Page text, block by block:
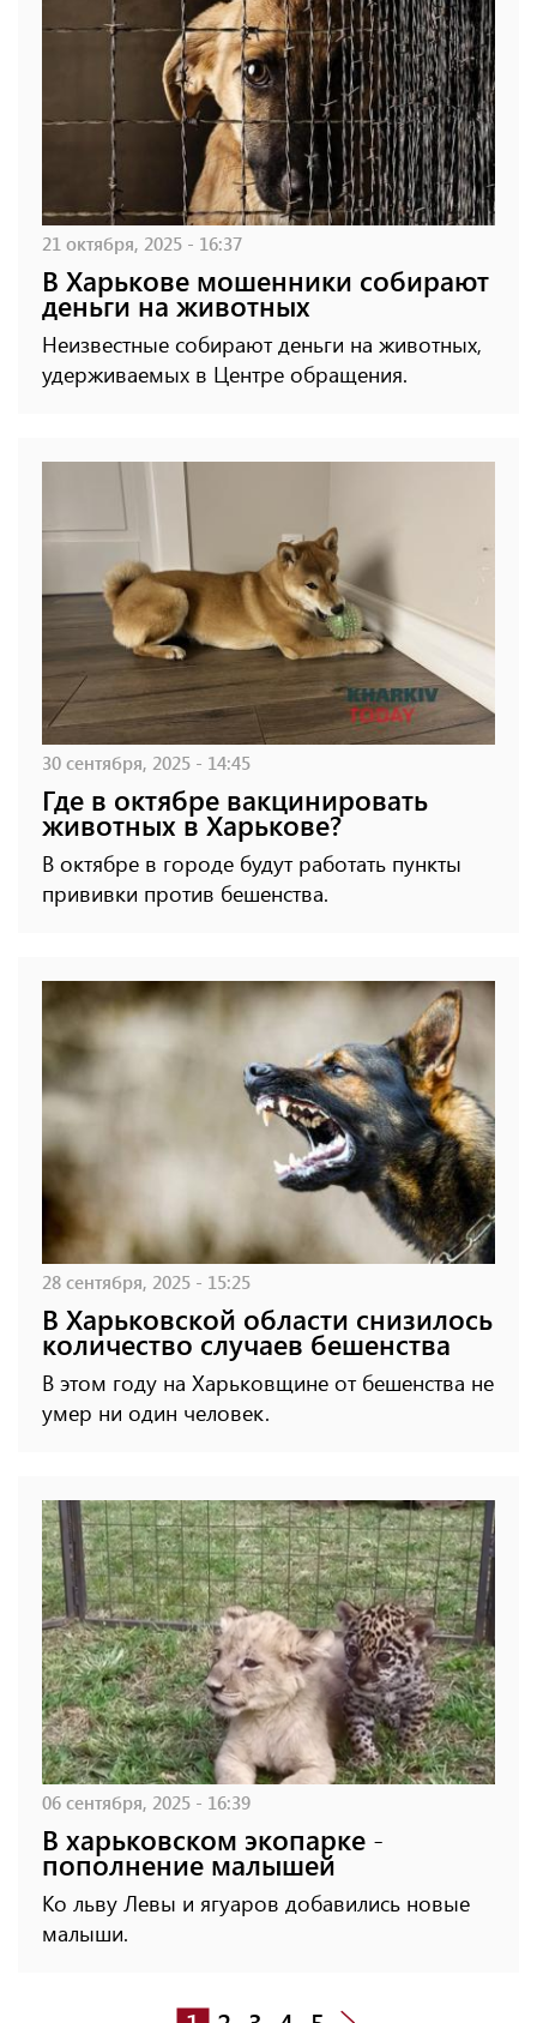
21 октября, 2025 - 16:37
В Харькове мошенники собирают
деньги на животных
Неизвестные собирают деньги на животных,
удерживаемых в Центре обращения.
30 сентября, 2025 - 14:45
Где в октябре вакцинировать
животных в Харькове?
В октябре в городе будут работать пункты
прививки против бешенства.
28 сентября, 2025 - 15:25
В Харьковской области снизилось
количество случаев бешенства
В этом году на Харьковщине от бешенства не
умер ни один человек.
06 сентября, 2025 - 16:39
В харьковском экопарке -
пополнение малышей
Ко льву Левы и ягуаров добавились новые
малыши.